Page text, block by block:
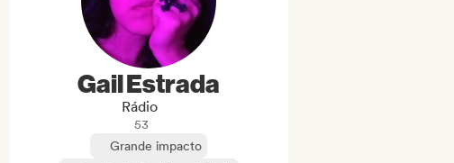
Gail Estrada
Rádio
53
Grande impacto